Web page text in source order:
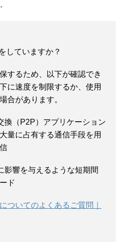
していますか？
するため、以下が確認でき
に速度を制限するか、使用
合があります。
換（P2P）アプリケーション
量に占有する通信手段を用
影響を与えるような短期間
ド
ついてのよくあるご質問｜